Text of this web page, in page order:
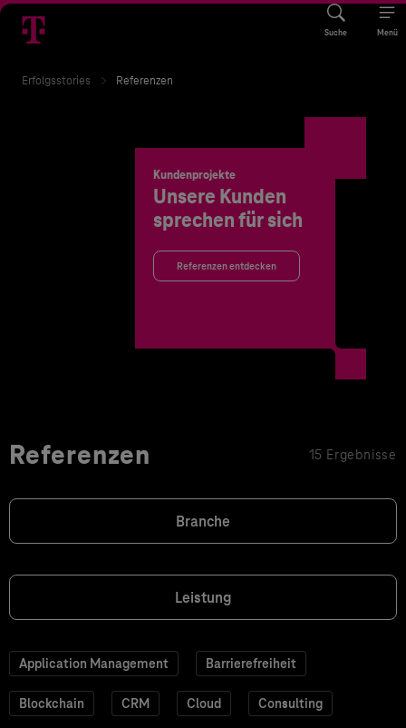
Suche Menü
Erfolgsstories Referenzen
Kundenprojekte
Unsere Kunden
sprechen für sich
Referenzen entdecken
Referenzen 15 Ergebnisse
Branche
Leistung
Application Management Barrierefreiheit
Blockchain CRM Cloud Consulting